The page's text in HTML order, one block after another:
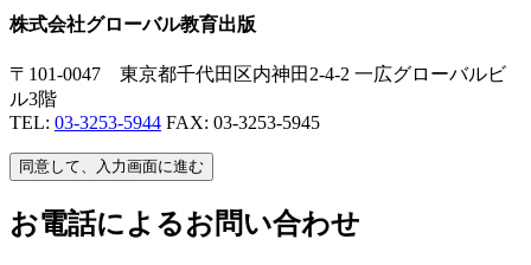
株式会社グローバル教育出版
〒101-0047 東京都千代田区内神田2-4-2 一広グローバルビ
ル3階
TEL: 03-3253-5944 FAX: 03-3253-5945
同意して、入力画面に進む
お電話によるお問い合わせ